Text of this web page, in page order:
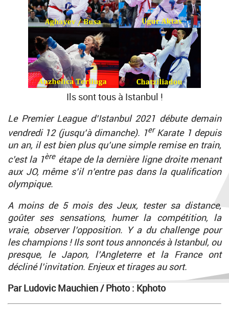
Ils sont tous à Istanbul !
Le Premier League d’Istanbul 2021 débute demain
vendredi 12 (jusqu’à dimanche). 1erKarate 1 depuis
un an, il est bien plus qu’une simple remise en train,
c’est la 1èreétape de la dernière ligne droite menant
aux JO, même s’il n’entre pas dans la qualification
olympique.
A moins de 5 mois des Jeux, tester sa distance,
goûter ses sensations, humer la compétition, la
vraie, observer l’opposition. Y a du challenge pour
les champions ! Ils sont tous annoncés à Istanbul, ou
presque, le Japon, l’Angleterre et la France ont
décliné l’invitation. Enjeux et tirages au sort.
Par Ludovic Mauchien /Photo : Kphoto